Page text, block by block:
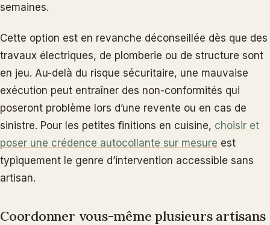
semaines.
Cette option est en revanche déconseillée dès que des
travaux électriques, de plomberie ou de structure sont
en jeu. Au-delà du risque sécuritaire, une mauvaise
exécution peut entraîner des non-conformités qui
poseront problème lors d’une revente ou en cas de
sinistre. Pour les petites finitions en cuisine, choisir et
poser une crédence autocollante sur mesure est
typiquement le genre d’intervention accessible sans
artisan.
Coordonner vous-même plusieurs artisans